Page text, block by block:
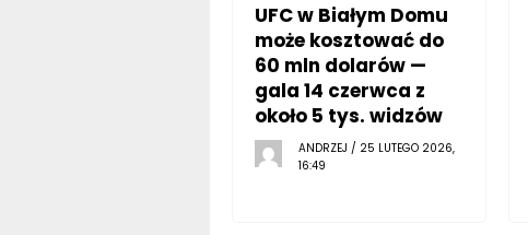
UFC w Białym Domu
może kosztować do
60 mln dolarów —
gala 14 czerwca z
około 5 tys. widzów
ANDRZEJ / 25 LUTEGO 2026,
16:49